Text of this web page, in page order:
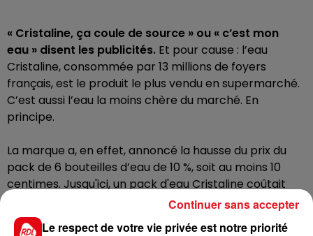
« Cristaline, ça coule de source » ou « c’est mon
eau » disent les publicités. Et pour cause : l’eau
Cristaline, consommée par 13 millions de foyers
français, est le produit le plus vendu en supermarché.
C’est aussi l’eau la moins chère du marché. En
principe.
La marque a, en effet, annoncé la hausse du prix du
pack de 6 bouteilles d’eau de 10 %, soit au moins 10
centimes. Jusqu'ici, un pack d'eau Cristaline coûtait
Son prix est resté stable depuis 2002
et le passage à l'euro.
Le respect de votre vie privée est notre priorité
Continuer sans accepter